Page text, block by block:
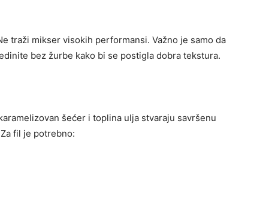
traži mikser visokih performansi. Važno je samo da
bez žurbe kako bi se postigla dobra tekstura.
šećer i toplina ulja stvaraju savršenu
fil je potrebno: